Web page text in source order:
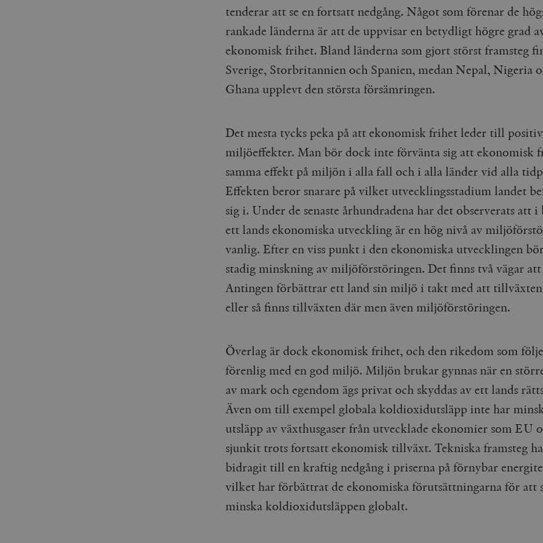
tenderar att se en fortsatt nedgång. Något som förenar de
rankade länderna är att de uppvisar en betydligt högre grad
ekonomisk frihet. Bland länderna som gjort störst framsteg
Sverige, Storbritannien och Spanien, medan Nepal, Nigeria
Ghana upplevt den största försämringen.
Det mesta tycks peka på att ekonomisk frihet leder till
miljöeffekter. Man bör dock inte förvänta sig att ekonomisk
samma effekt på miljön i alla fall och i alla länder vid alla
Effekten beror snarare på vilket utvecklingsstadium landet
sig i. Under de senaste århundradena har det observerats att i
ett lands ekonomiska utveckling är en hög nivå av
vanlig. Efter en viss punkt i den ekonomiska utvecklingen
stadig minskning av miljöförstöringen. Det finns två vägar att
Antingen förbättrar ett land sin miljö i takt med att
eller så finns tillväxten där men även miljöförstöringen.
Överlag är dock ekonomisk frihet, och den rikedom som
förenlig med en god miljö. Miljön brukar gynnas när en
av mark och egendom ägs privat och skyddas av ett lands
Även om till exempel globala koldioxidutsläpp inte har
utsläpp av växthusgaser från utvecklade ekonomier som EU
sjunkit trots fortsatt ekonomisk tillväxt. Tekniska framsteg
bidragit till en kraftig nedgång i priserna på förnybar
vilket har förbättrat de ekonomiska förutsättningarna för att
minska koldioxidutsläppen globalt.
Inc.
timbro.se
ändras.
wp_woocommerce_session_[abcdef0123456789]
timbro.se 2 dagar
Inc.
.myfonts.net
minuter
Detta är fördelaktigt för webbplatsen
rapporter om användningen av deras
_hjAbsoluteSessionInProgress
Hotjar Ltd
30
Cookien är inställd så att Hotjar kan
Cloudflare
Inc.
.vimeo.com
minuter
Denna cookie används för att skilja
Detta är fördelaktigt för webbplatsen
rapporter om användningen av deras
Leverantör
.timbro.se
månad
en viktig uppdatering av Googles mer vanliga
används för att särskilja unika användare genom
slumpmässigt genererat nummer som
sidförfrågan på en webbplats och används för
session- och kampanjdata för
.timbro.se
unikt värde för varje besökt sida och används för
sidvisningar.
Detta är en mönstertyps-cookie som har ställts in
webbplatser med hög trafikvolym.
_ga_YBG49SLCTY .timbro.se
1 år 1
månad
Denna cookie används av Google Analytics för
sessionstillståndet.
_hjSessionUser_675006 .timbro.se 1 år
_hjIncludedInSessionSample_675006 .timbro.se
2
_hjSession_675006 .timbro.se
minuter
Leverantör /
Utgång
.youtube.com
VISITOR_INFO1_LIVE
Google LLC
.youtube.com
månader
Denna cookie ställs in av Youtube för att hålla reda på
Youtube-videor inbäddade i webbplatser; den kan också
webbplatsbesökaren använder den nya eller gamla
timbro.se
Cloudflare
30
Denna cookie används för att skilja mellan människor och
för webbplatsen för att göra giltiga rapporter om
Platform Inc.
månader
från tredjepartsannonsörer
Vimeo.com
Inc.
.vimeo.com
1 år 1
Dessa kakor används av Vimeo-videospelaren på